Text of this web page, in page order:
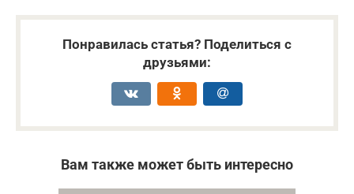
Понравилась статья? Поделиться с
друзьями:
Вам также может быть интересно